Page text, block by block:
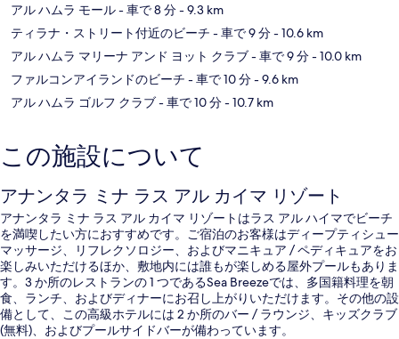
アル ハムラ モール- 車で 8 分- 9.3 km
ティラナ・ストリート付近のビーチ - 車で 9 分- 10.6 km
アル ハムラ マリーナ アンド ヨット クラブ- 車で 9 分- 10.0 km
ファルコンアイランドのビーチ - 車で 10 分- 9.6 km
アル ハムラ ゴルフ クラブ- 車で 10 分- 10.7 km
この施設について
アナンタラ ミナ ラス アル カイマ リゾート
アナンタラ ミナ ラス アル カイマ リゾートはラス アル ハイマでビーチ
を満喫したい方におすすめです。ご宿泊のお客様はディープティシュー
マッサージ、リフレクソロジー、およびマニキュア / ペディキュアをお
楽しみいただけるほか、敷地内には誰もが楽しめる屋外プールもありま
す。3 か所のレストランの 1 つであるSea Breezeでは、多国籍料理を朝
食、ランチ、およびディナーにお召し上がりいただけます。その他の設
備として、この高級ホテルには 2 か所のバー / ラウンジ、キッズクラブ
(無料)、およびプールサイドバーが備わっています。